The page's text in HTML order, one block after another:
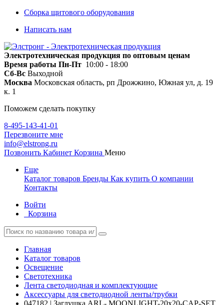
Сборка щитового оборудования
Написать нам
Электротехническая продукция по оптовым ценам
Время работы Пн-Пт 10:00 - 18:00
Сб-Вс Выходной
Москва Московская область, рп Дрожжино, Южная ул, д. 19
к. 1
Поможем сделать покупку
8-495-143-41-01
Перезвоните мне
info@elstrong.ru
Позвонить Кабинет Корзина Меню
Еще
Каталог товаров Бренды Как купить О компании
Контакты
Войти
Корзина
Главная
Каталог товаров
Освещение
Светотехника
Лента светодиодная и комплектующие
Аксессуары для светодиодной ленты/трубки
047182 | Заглушка ARL- MOONLIGHT-20x20-CAP-SET